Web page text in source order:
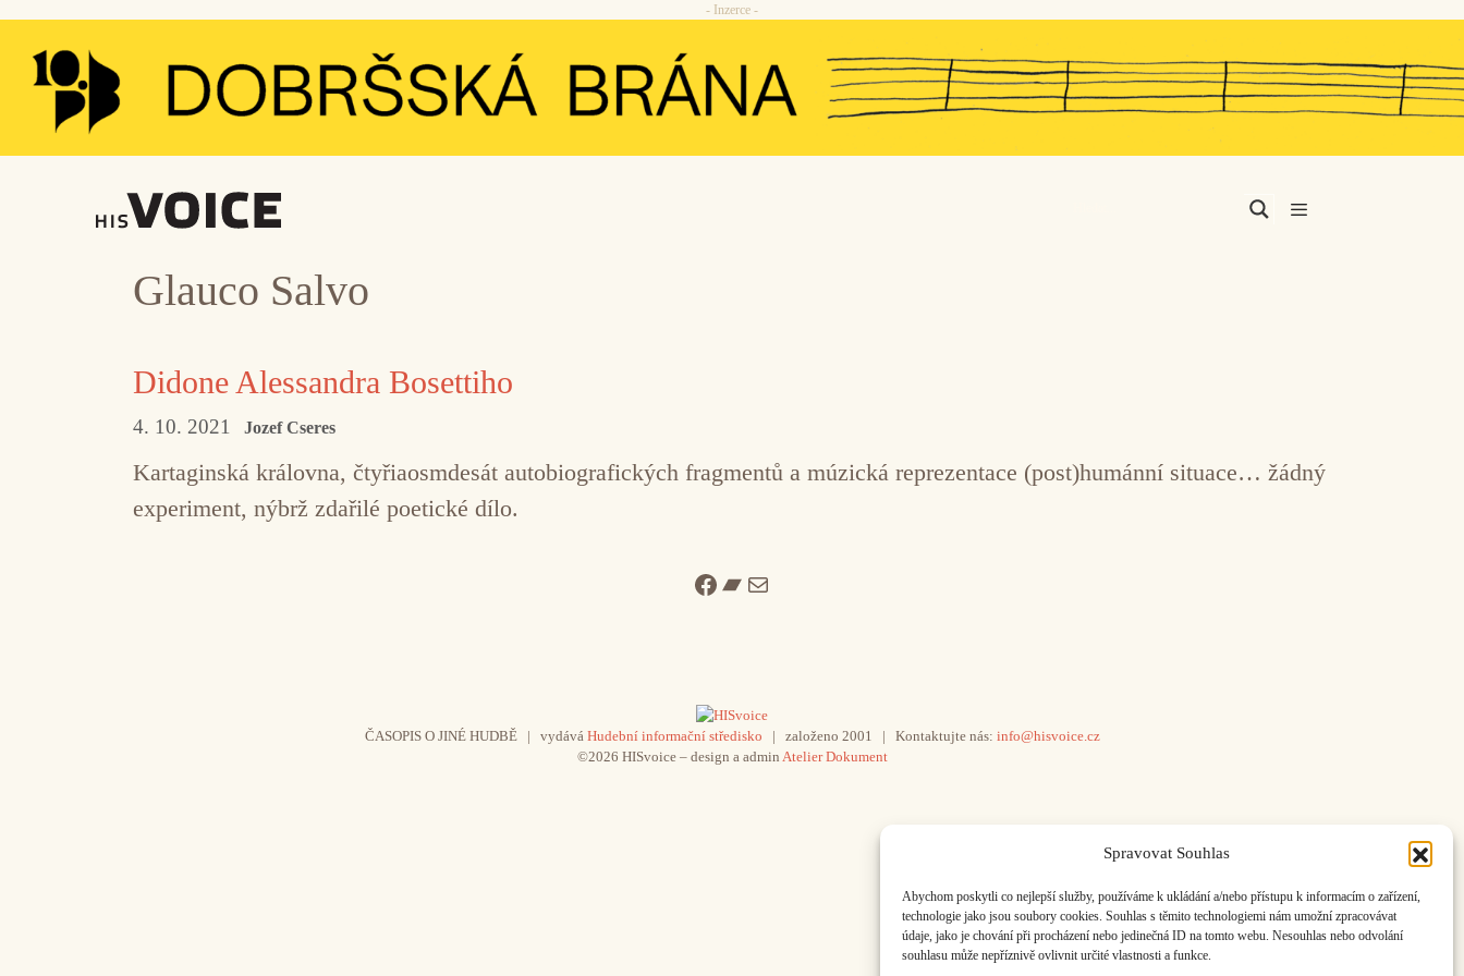
Spravovat Souhlas
Abychom poskytli co nejlepší služby, používáme k ukládání a/nebo přístupu k informacím o zařízení,
technologie jako jsou soubory cookies. Souhlas s těmito technologiemi nám umožní zpracovávat
údaje, jako je chování při procházení nebo jedinečná ID na tomto webu. Nesouhlas nebo odvolání
souhlasu může nepříznivě ovlivnit určité vlastnosti a funkce.
Přeskočit
obsah
- Inzerce -
Glauco Salvo
Didone Alessandra Bosettiho
4. 10. 2021 Jozef Cseres
Kartaginská královna, čtyřiaosmdesát autobiografických fragmentů a múzická reprezentace (post)humánní situace… žádný
experiment, nýbrž zdařilé poetické dílo.
Facebook
Bandcamp
Mail
ČASOPIS O JINÉ HUDBĚ | vydává Hudební informační středisko | založeno 2001 | Kontaktujte nás: info@hisvoice.cz
©2026 HISvoice – design a admin Atelier Dokument